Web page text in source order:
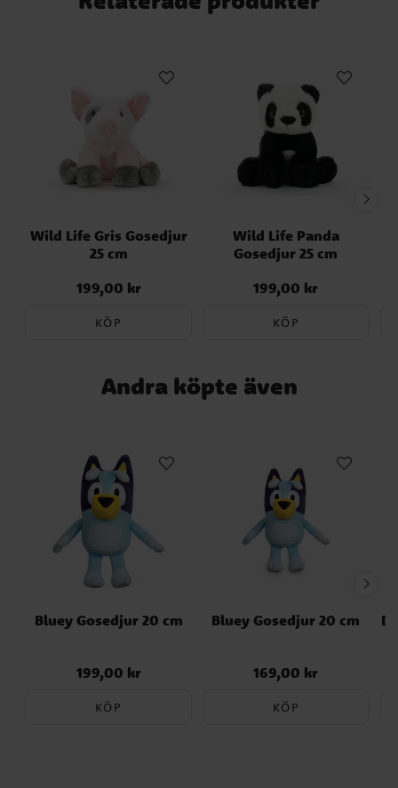
hög kvalitet ✔️ Godkänd för spädbarn från
Wild Life Gris Gosedjur
25 cm
Pris:199,00 kr
199,00 kr
KÖP
Wild Life Panda
Gosedjur 25 cm
Pris:199,00 kr
199,00 kr
KÖP
Andra köpte även
Bluey Gosedjur 20 cm
Pris:199,00 kr
199,00 kr
KÖP
Bluey Gosedjur 20 cm
Pris:169,00 kr
169,00 kr
KÖP